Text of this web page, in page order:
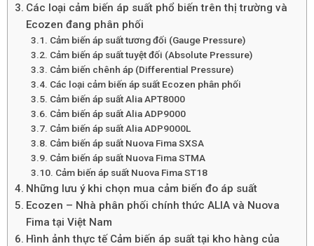
Các loại cảm biến áp suất phổ biến trên thị trường và
Ecozen đang phân phối
Cảm biến áp suất tương đối (Gauge Pressure)
Cảm biến áp suất tuyệt đối (Absolute Pressure)
Cảm biến chênh áp (Differential Pressure)
Các loại cảm biến áp suất Ecozen phân phối
Cảm biến áp suất Alia APT8000
Cảm biến áp suất Alia ADP9000
Cảm biến áp suất Alia ADP9000L
Cảm biến áp suất Nuova Fima SXSA
Cảm biến áp suất Nuova Fima STMA
Cảm biến áp suất Nuova Fima ST18
Những lưu ý khi chọn mua cảm biến đo áp suất
Ecozen – Nhà phân phối chính thức ALIA và Nuova
Fima tại Việt Nam
Hình ảnh thực tế Cảm biến áp suất tại kho hàng của